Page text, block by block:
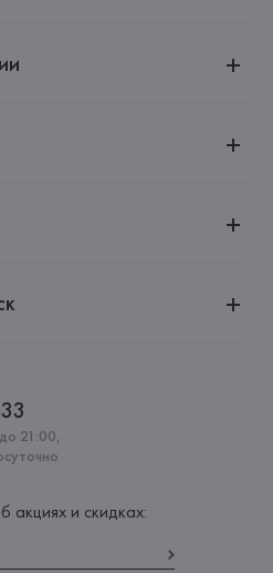
21:00,
акциях и скидках: